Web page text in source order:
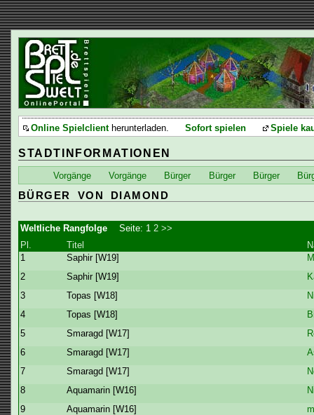
Online Spielclientherunterladen. Sofort spielen Spiele
STADTINFORMATIONEN
Vorgänge Vorgänge Bürger Bürger Bürger
BÜRGER VON DIAMOND
Weltliche Rangfolge Seite: 1 2 >>
Pl.
Titel
1
Saphir [W19]
2
Saphir [W19]
3
Topas [W18]
4
Topas [W18]
5
Smaragd [W17]
6
Smaragd [W17]
7
Smaragd [W17]
8
Aquamarin [W16]
9
Aquamarin [W16]